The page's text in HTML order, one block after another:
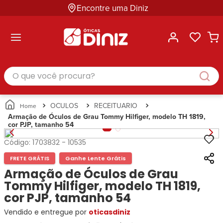
Encontre uma Diniz
Masculino
Feminino
Infantil
Unissex
Busque
Por
Marcas
Ana
Hickmann
Bulget
Miu-
Miu
Guess
Lacoste
Categorias
Masculino
Feminino
Infantil
Unissex
Busque
Por
Marcas
Ray-
Ban
Prada
Ana
Hickmann
Tecnol
Correntes
para
Óculos
Estojos
para
Óculos
Soluções
Cuidados
Busque
Ray-
Ban
Prada
Exchange
Tommy
Ana
Hickmann
Guess
Speedo
Categoria
Armações
de Óculos
Óculos
de Sol
Corrente
para
Óculos
Estojo
para
Óculos
Gênero
Masculino
Feminino
O que você procura?
OCULOS
RECEITUARIO
Armação de Óculos de Grau Tommy Hilfiger, modelo TH 1819,
cor PJP, tamanho 54
Código: 1703832 - 10535
FRETE GRÁTIS Ganhe Lente Grátis
Armação de Óculos de Grau
Tommy Hilfiger, modelo TH 1819,
cor PJP, tamanho 54
Vendido e entregue por oticasdiniz